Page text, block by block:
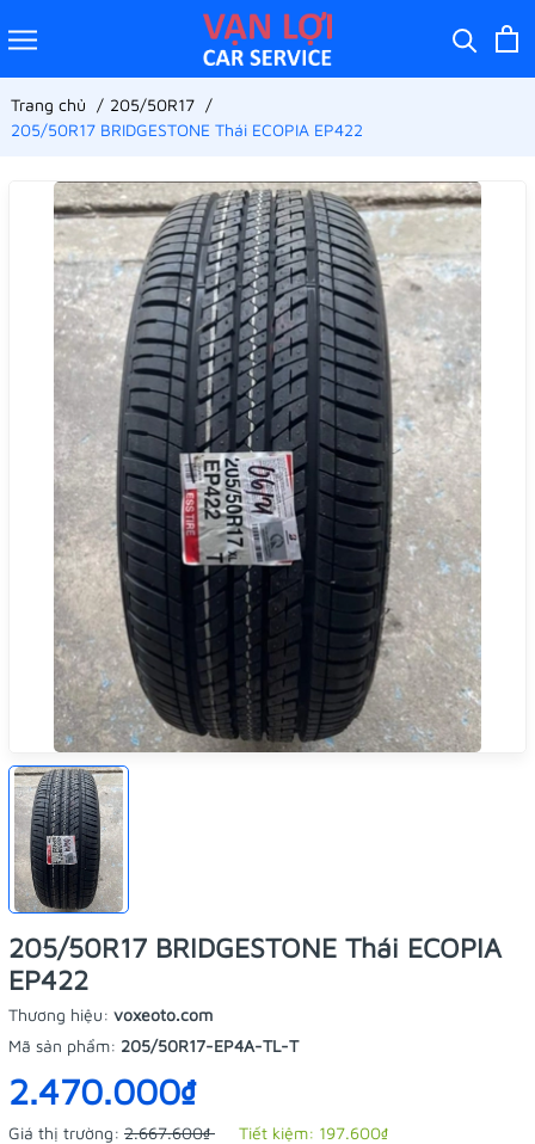
Trang chủ
205/50R17
205/50R17 BRIDGESTONE Thái ECOPIA EP422
205/50R17 BRIDGESTONE Thái ECOPIA
EP422
Thương hiệu: voxeoto.com
Mã sản phẩm: 205/50R17-EP4A-TL-T
2.470.000₫
Giá thị trường: 2.667.600₫ Tiết kiệm: 197.600₫